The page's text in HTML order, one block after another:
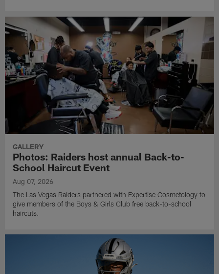
GALLERY
Photos: Raiders host annual Back-to-
School Haircut Event
Aug 07, 2026
The Las Vegas Raiders partnered with Expertise Cosmetology to
give members of the Boys & Girls Club free back-to-school
haircuts.